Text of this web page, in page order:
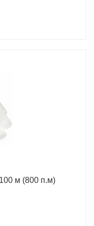
м (800 п.м)